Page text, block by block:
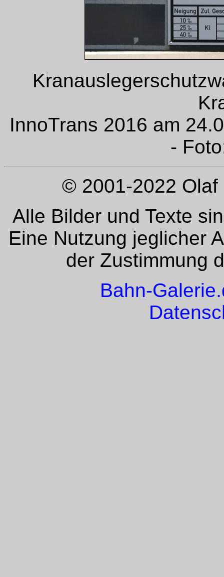
InnoTrans 2016 am
-
© 2001-2022 Olaf
Alle Bilder und Texte
Eine Nutzung jeglicher
der Zustimmung
Bahn-